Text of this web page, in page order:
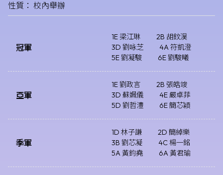
性質： 校內舉辦
冠軍
1E 梁江琳
2B 胡鈫淏
3D 劉咏芝
4A 符凱澄
5E 劉凝駿
6E 劉駿曦
亞軍
1E 劉政言
2B 張皓竣
3D 蘇姵儀
4E 嚴卓菲
5D 劉哲澧
6E 簡芯穎
季軍
1D 林子謙
2D 簡綽樂
3B 劉芯凝
4C 楊一銘
5A 黃鈞堯
6A 黃君瑜